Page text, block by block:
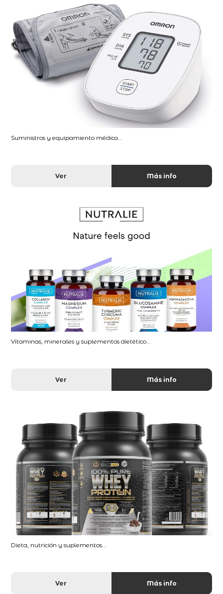
Suministros y equipamiento médico...
Ver Más info
Vitaminas, minerales y suplementos dietético...
Ver Más info
Dieta, nutrición y suplementos...
Ver Más info